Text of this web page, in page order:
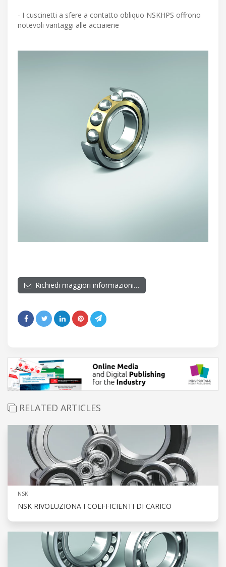
- I cuscinetti a sfere a contatto obliquo NSKHPS offrono
notevoli vantaggi alle acciaierie
Richiedi maggiori informazioni…
RELATED ARTICLES
NSK
NSK RIVOLUZIONA I COEFFICIENTI DI CARICO